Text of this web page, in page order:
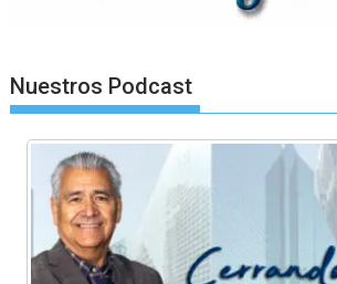
Nuestros Podcast